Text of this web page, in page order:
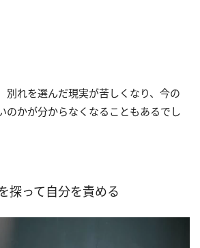
別れを選んだ現実が苦しくなり、今の
のかが分からなくなることもあるでし
探って自分を責める